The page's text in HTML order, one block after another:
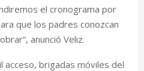
el cronograma por
que los padres conozcan
anunció Veliz.
acceso, brigadas móviles del